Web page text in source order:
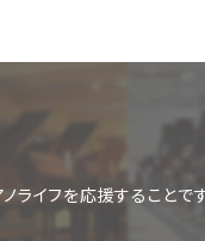
ピア
ライフを応援することです